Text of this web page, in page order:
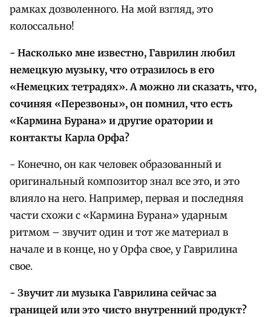
рамках дозволенного. На мой взгляд, это
колоссально!
- Насколько мне известно, Гаврилин любил
немецкую музыку, что отразилось в его
«Немецких тетрадях». А можно ли сказать, что,
сочиняя «Перезвоны», он помнил, что есть
«Кармина Бурана» и другие оратории и
контакты Карла Орфа?
- Конечно, он как человек образованный и
оригинальный композитор знал все это, и это
влияло на него. Например, первая и последняя
части схожи с «Кармина Бурана» ударным
ритмом – звучит один и тот же материал в
начале и в конце, но у Орфа свое, у Гаврилина
свое.
- Звучит ли музыка Гаврилина сейчас за
границей или это чисто внутренний продукт?